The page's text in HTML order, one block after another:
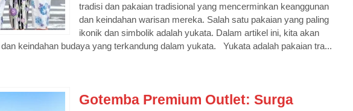
tradisi dan pakaian tradisional yang mencerminkan keanggunan
dan keindahan warisan mereka. Salah satu pakaian yang paling
ikonik dan simbolik adalah yukata. Dalam artikel ini, kita akan
keindahan budaya yang terkandung dalam yukata. Yukata adalah pakaian tra...
Gotemba Premium Outlet: Surga